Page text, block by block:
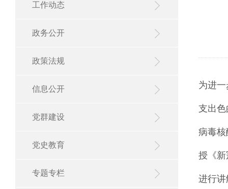
工作动态
政务公开
政策法规
信息公开
党群建设
党史教育
专题专栏
为进
支出
病毒
授《
进行